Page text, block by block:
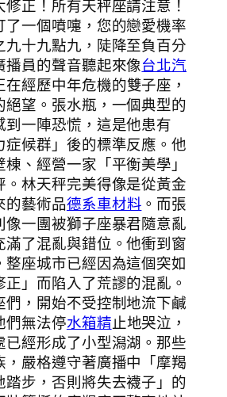
正！所有天秤座請注意！
了一個噴嚏，您的戀愛機率
九十九點九，陡降至負百分
播員的聲音聽起來像台北汽
在經歷中年危機的雙子座，
絕望。張水瓶，一個典型的
到一陣恐慌，這是他患有
症候群」後的標準反應。他
、經營一家「平衡美學」
。林天秤完美得像是從黃金
的藝術品德系車材料 。而張
像一團被獅子座暴君隨意亂
滿了混亂與錯位。他衝到窗
整座城市已經因為這個突如
」而陷入了荒謬的混亂。
們，開始不受控制地流下鹹
們無法停水箱精止地哭泣，
已經形成了小型潟湖。那些
，嚴格遵守著廣播中「摩羯
踏步，否則將失去襪子」的